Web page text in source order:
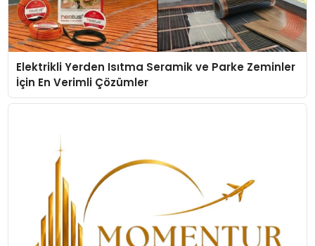
Elektrikli Yerden Isıtma Seramik ve Parke Zeminler
İçin En Verimli Çözümler